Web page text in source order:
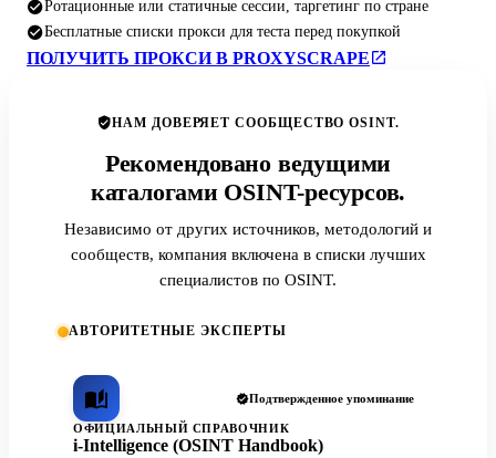
Ротационные или статичные сессии, таргетинг по стране
Бесплатные списки прокси для теста перед покупкой
ПОЛУЧИТЬ ПРОКСИ В PROXYSCRAPE
НАМ ДОВЕРЯЕТ СООБЩЕСТВО OSINT.
Рекомендовано ведущими
каталогами OSINT-ресурсов.
Независимо от других источников, методологий и
сообществ, компания включена в списки лучших
специалистов по OSINT.
АВТОРИТЕТНЫЕ ЭКСПЕРТЫ
Подтвержденное упоминание
ОФИЦИАЛЬНЫЙ СПРАВОЧНИК
i-Intelligence (OSINT Handbook)